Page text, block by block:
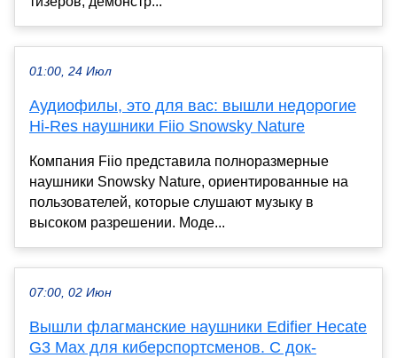
01:00, 24 Июл
Аудиофилы, это для вас: вышли недорогие
Hi-Res наушники Fiio Snowsky Nature
Компания Fiio представила полноразмерные
наушники Snowsky Nature, ориентированные на
пользователей, которые слушают музыку в
высоком разрешении. Моде...
07:00, 02 Июн
Вышли флагманские наушники Edifier Hecate
G3 Max для киберспортсменов. С док-